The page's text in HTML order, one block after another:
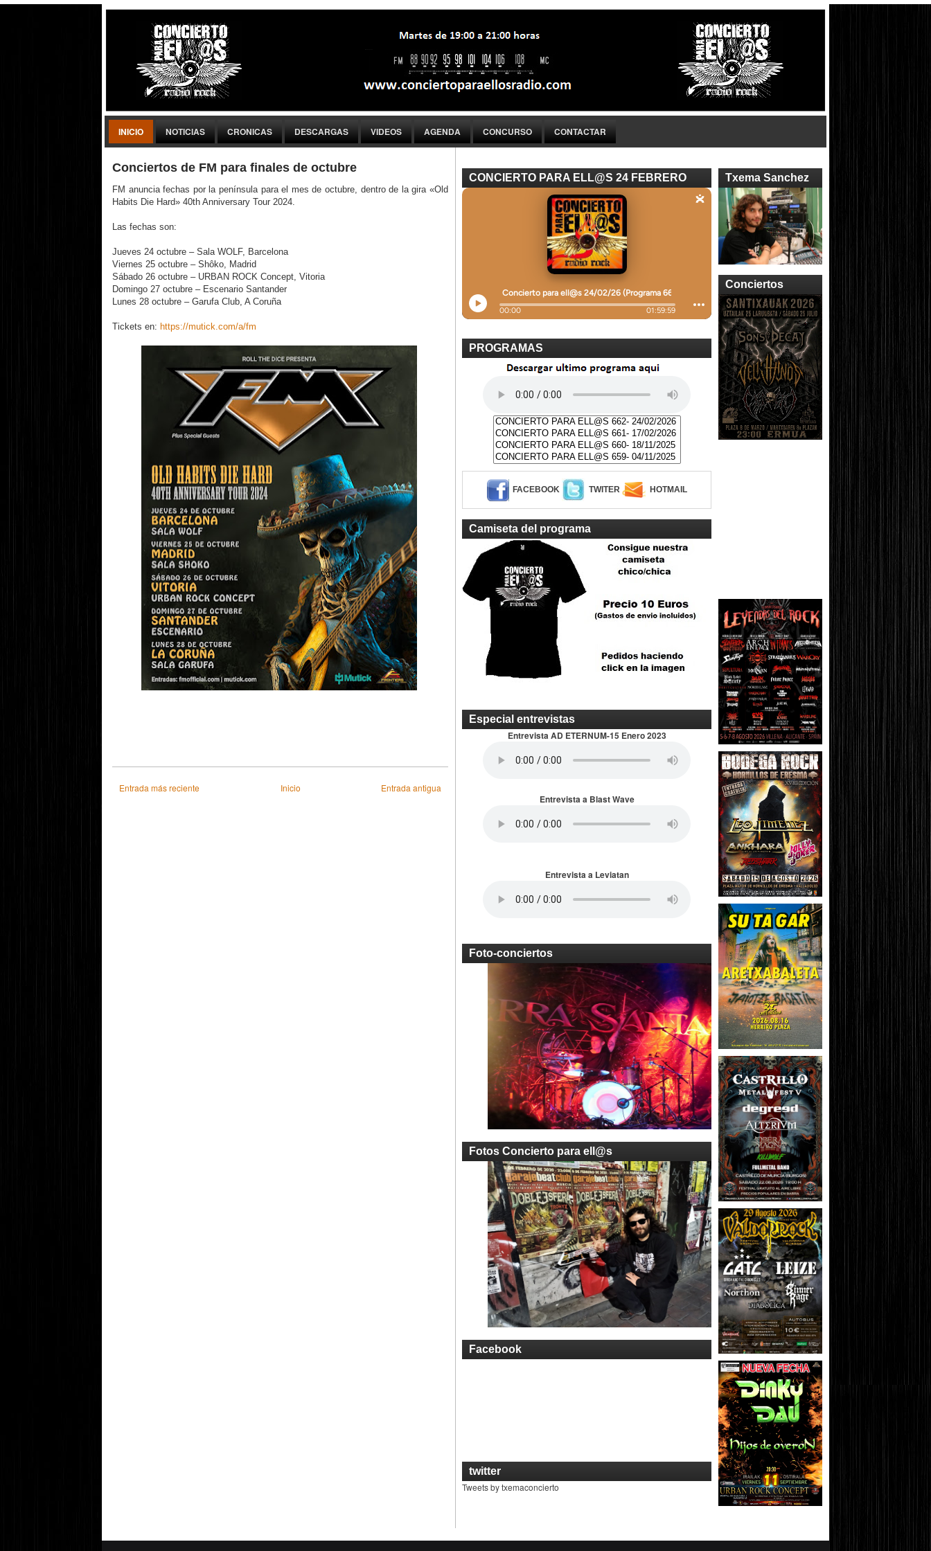
INICIO NOTICIAS CRONICAS DESCARGAS VIDEOS AGENDA CONCURSO CONTACTAR
Conciertos de FM para finales de octubre
FM anuncia fechas por la península para el mes de octubre, dentro de la gira «Old
Habits Die Hard» 40th Anniversary Tour 2024.
Las fechas son:
Jueves 24 octubre – Sala WOLF, Barcelona
Viernes 25 octubre – Shôko, Madrid
Sábado 26 octubre – URBAN ROCK Concept, Vitoria
Domingo 27 octubre – Escenario Santander
Lunes 28 octubre – Garufa Club, A Coruña
Tickets en: https://mutick.com/a/fm
Entrada más reciente Entrada antigua
Inicio
CONCIERTO PARA ELL@S 24 FEBRERO
PROGRAMAS
FACEBOOK TWITER HOTMAIL
Camiseta del programa
Especial entrevistas
Entrevista AD ETERNUM-15 Enero 2023
Entrevista a Blast Wave
Entrevista a Leviatan
Foto-conciertos
Fotos Concierto para ell@s
Facebook
twitter
Tweets by txemaconcierto
Txema Sanchez
Conciertos